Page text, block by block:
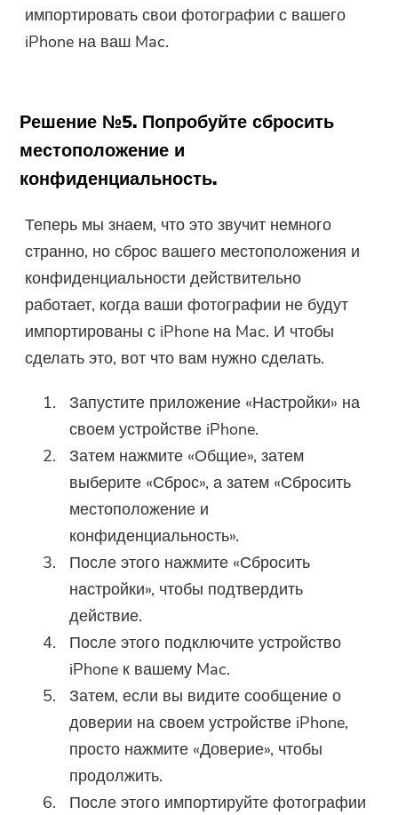
импортировать свои фотографии с вашего
iPhone на ваш Mac.
Решение №5. Попробуйте сбросить
местоположение и
конфиденциальность.
Теперь мы знаем, что это звучит немного
странно, но сброс вашего местоположения и
конфиденциальности действительно
работает, когда ваши фотографии не будут
импортированы с iPhone на Mac. И чтобы
сделать это, вот что вам нужно сделать.
Запустите приложение «Настройки» на
своем устройстве iPhone.
Затем нажмите «Общие», затем
выберите «Сброс», а затем «Сбросить
местоположение и
конфиденциальность».
После этого нажмите «Сбросить
настройки», чтобы подтвердить
действие.
После этого подключите устройство
iPhone к вашему Mac.
Затем, если вы видите сообщение о
доверии на своем устройстве iPhone,
просто нажмите «Доверие», чтобы
продолжить.
После этого импортируйте фотографии